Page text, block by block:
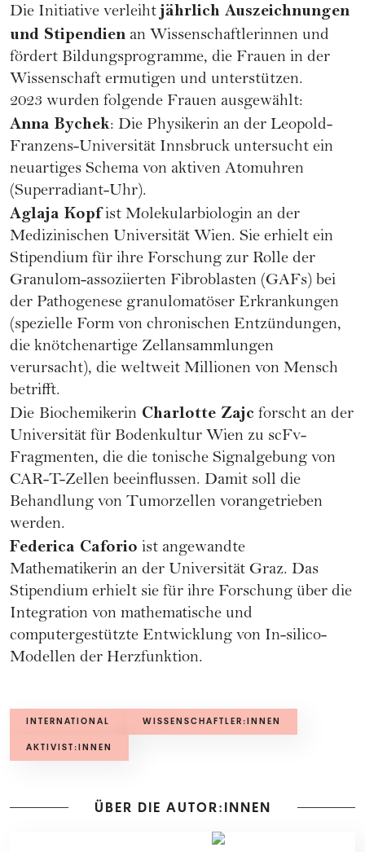
Die Initiative verleihtjährlich Auszeichnungen
und Stipendien an Wissenschaftlerinnen und
fördert Bildungsprogramme, die Frauen in der
Wissenschaft ermutigen und unterstützen.
2023 wurden folgende Frauen ausgewählt:
Anna Bychek: Die Physikerin an der Leopold-
Franzens-Universität Innsbruck untersucht ein
neuartiges Schema von aktiven Atomuhren
(Superradiant-Uhr).
Aglaja Kopf ist Molekularbiologin an der
Medizinischen Universität Wien. Sie erhielt ein
Stipendium für ihre Forschung zur Rolle der
Granulom-assoziierten Fibroblasten (GAFs) bei
der Pathogenese granulomatöser Erkrankungen
(spezielle Form von chronischen Entzündungen,
die knötchenartige Zellansammlungen
verursacht), die weltweit Millionen von Mensch
betrifft.
Die Biochemikerin Charlotte Zajc forscht an der
Universität für Bodenkultur Wien zu scFv-
Fragmenten, die die tonische Signalgebung von
CAR-T-Zellen beeinflussen. Damit soll die
Behandlung von Tumorzellen vorangetrieben
werden.
Federica Caforio ist angewandte
Mathematikerin an der Universität Graz. Das
Stipendium erhielt sie für ihre Forschung über die
Integration von mathematische und
computergestützte Entwicklung von In-silico-
Modellen der Herzfunktion.
INTERNATIONAL WISSENSCHAFTLER:INNEN
AKTIVIST:INNEN
ÜBER DIE AUTOR:INNEN